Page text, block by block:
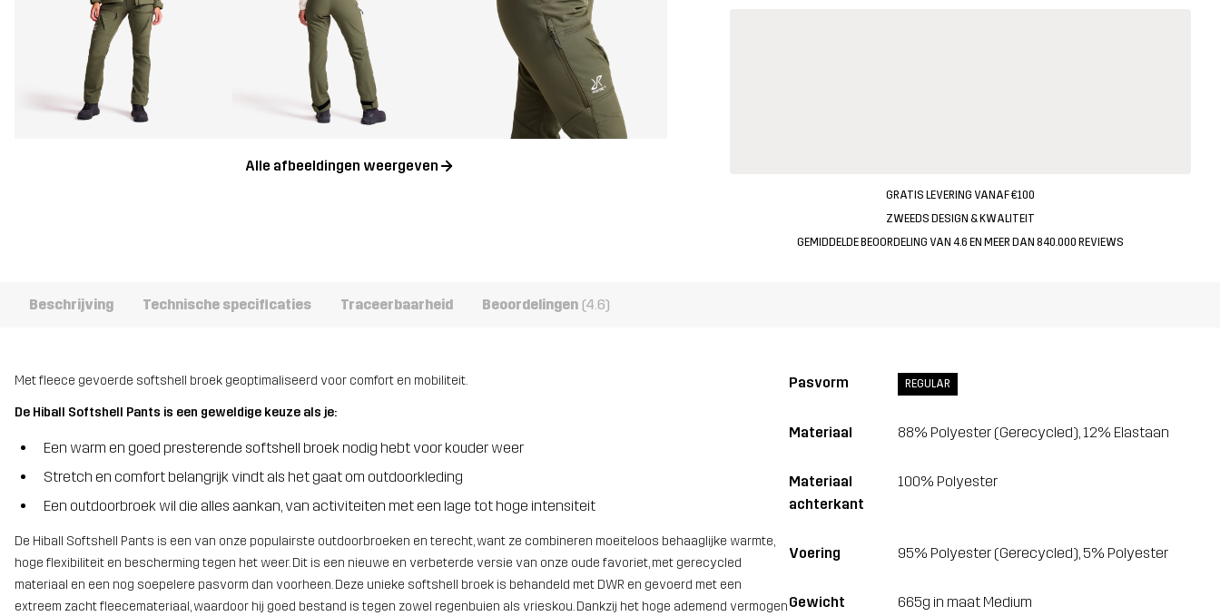
Alle afbeeldingen weergeven
GRATIS LEVERING VANAF €100
ZWEEDS DESIGN & KWALITEIT
GEMIDDELDE BEOORDELING VAN 4.6 EN MEER DAN 840.000 REVIEWS
Beschrijving Technische specificaties Traceerbaarheid Beoordelingen (4.6)
Met fleece gevoerde softshell broek geoptimaliseerd voor comfort en mobiliteit.
De Hiball Softshell Pants is een geweldige keuze als je:
Een warm en goed presterende softshell broek nodig hebt voor kouder weer
Stretch en comfort belangrijk vindt als het gaat om outdoorkleding
Een outdoorbroek wil die alles aankan, van activiteiten met een lage tot hoge intensiteit
De Hiball Softshell Pants is een van onze populairste outdoorbroeken en terecht, want ze combineren moeiteloos behaaglijke warmte,
hoge flexibiliteit en bescherming tegen het weer. Dit is een nieuwe en verbeterde versie van onze oude favoriet, met gerecycled
materiaal en een nog soepelere pasvorm dan voorheen. Deze unieke softshell broek is behandeld met DWR en gevoerd met een
extreem zacht fleecemateriaal, waardoor hij goed bestand is tegen zowel regenbuien als vrieskou. Dankzij het hoge ademend vermogen
Pasvorm REGULAR
Materiaal 88% Polyester (Gerecycled), 12% Elastaan
Materiaal
achterkant
100% Polyester
Voering 95% Polyester (Gerecycled), 5% Polyester
Gewicht 665g in maat Medium